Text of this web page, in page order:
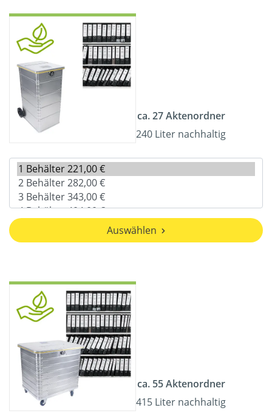
ca. 27 Aktenordner
240 Liter nachhaltig
Auswählen
ca. 55 Aktenordner
415 Liter nachhaltig